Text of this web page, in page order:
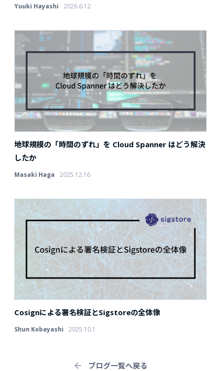
Yuuki Hayashi 2026.6.12
地球規模の「時間のずれ」を Cloud Spanner はどう解決
したか
Masaki Haga 2025.12.16
Cosignによる署名検証とSigstoreの全体像
Shun Kobayashi 2025.10.1
ブログ一覧へ戻る